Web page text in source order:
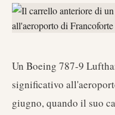
Un Boeing 787-9
significativo
giugno, quando il suo